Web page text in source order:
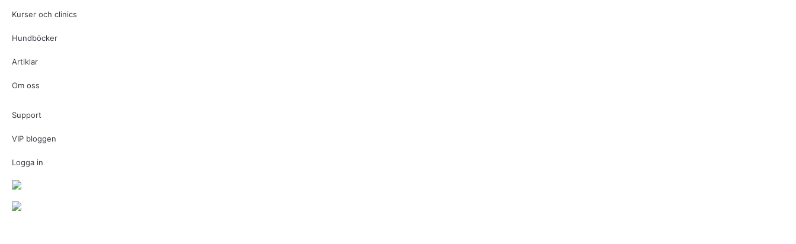
Kurser och clinics
Hundböcker
Artiklar
Om oss
Support
VIP bloggen
Logga in